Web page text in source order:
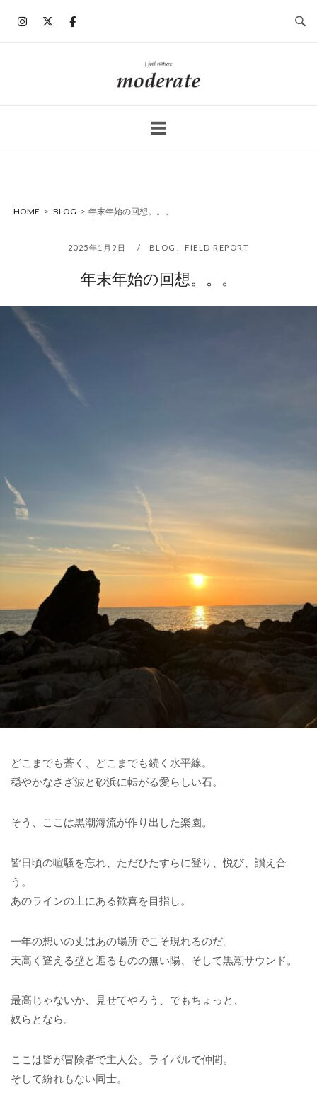
ホ
ー
HOME > BLOG > 年末年始の回想。。。
2025年1月9日 BLOG FIELD REPORT
年末年始の回想。。。
どこまでも蒼く、どこまでも続く水平線。
穏やかなさざ波と砂浜に転がる愛らしい石。
そう、ここは黒潮海流が作り出した楽園。
皆日頃の喧騒を忘れ、ただひたすらに登り、悦び、讃え合
う。
あのラインの上にある歓喜を目指し。
一年の想いの丈はあの場所でこそ現れるのだ。
天高く聳える壁と遮るものの無い陽、そして黒潮サウンド。
最高じゃないか、見せてやろう、でもちょっと、
奴らとなら。
ここは皆が冒険者で主人公。ライバルで仲間。
そして紛れもない同士。